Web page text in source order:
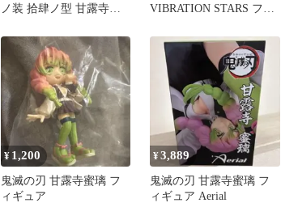
ノ装 拾肆ノ型 甘露寺蜜
VIBRATION STARS フィ
¥ 1,200
鬼滅の刃 甘露寺蜜璃 フ
ィギュア
¥3,889
鬼滅の刃 甘露寺蜜璃 フ
ィギュア Aerial